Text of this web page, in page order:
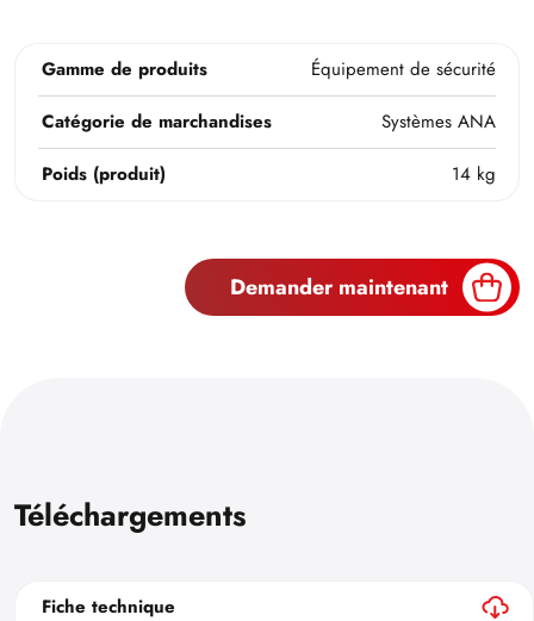
Gamme de produits
Équipement de sécurité
Catégorie de marchandises
Systèmes ANA
Poids (produit)
14 kg
Demander maintenant
Téléchargements
Fiche technique